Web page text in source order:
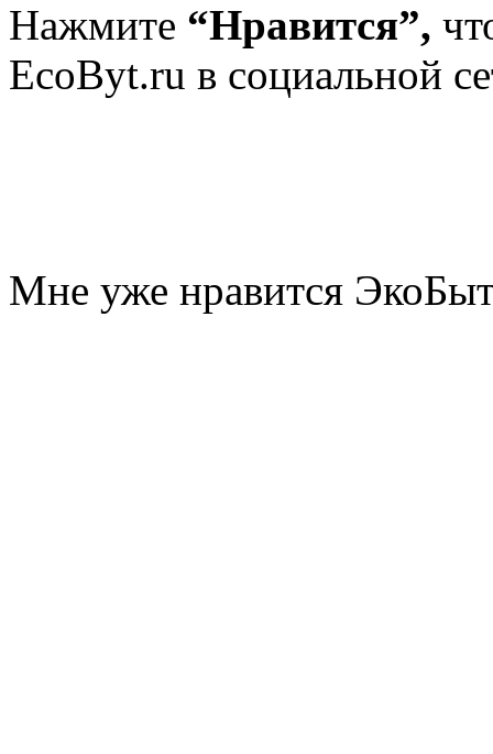
Нажмите “Нравится”,
EcoByt.ru в социальной
Мне уже нравится